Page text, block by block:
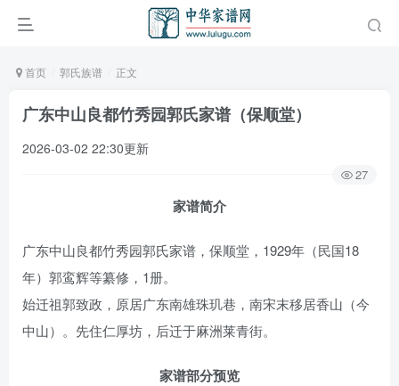
首页 郭氏族谱 正文
广东中山良都竹秀园郭氏家谱（保顺堂）
2026-03-02 22:30更新
27
家谱简介
广东中山良都竹秀园郭氏家谱，保顺堂，1929年（民国18
年）郭鸾辉等纂修，1册。
始迁祖郭致政，原居广东南雄珠玑巷，南宋末移居香山（今
中山）。先住仁厚坊，后迁于麻洲莱青街。
家谱部分预览